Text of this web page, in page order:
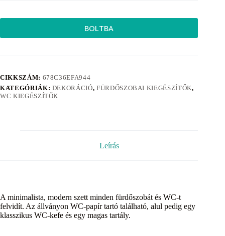
BOLTBA
CIKKSZÁM: 678C36EFA944
KATEGÓRIÁK: DEKORÁCIÓ, FÜRDŐSZOBAI KIEGÉSZÍTŐK,
WC KIEGÉSZÍTŐK
Leírás
A minimalista, modern szett minden fürdőszobát és WC-t
felvidít. Az állványon WC-papír tartó található, alul pedig egy
klasszikus WC-kefe és egy magas tartály.